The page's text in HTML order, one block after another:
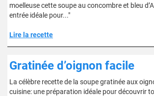
moelleuse cette soupe au concombre et bleu
entrée idéale pour..."
Lire la recette
Gratinée d’oignon facile
La célèbre recette de la soupe gratinée aux
cuisine: une préparation idéale pour découvrir